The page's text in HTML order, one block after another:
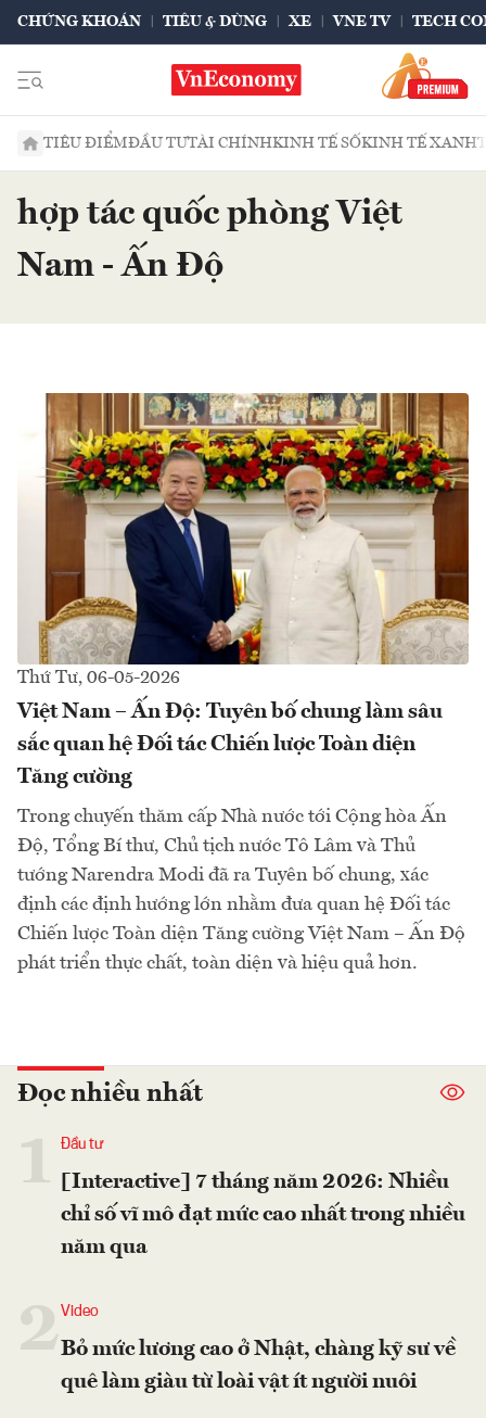
CHỨNG KHOÁN TIÊU & DÙNG XE VNE TV TECH
TIÊU ĐIỂMĐẦU TƯTÀI CHÍNHKINH TẾ SỐKINH TẾ XANH
hợp tác quốc phòng Việt
Nam - Ấn Độ
Thứ Tư, 06-05-2026
Việt Nam – Ấn Độ: Tuyên bố chung làm sâu
sắc quan hệ Đối tác Chiến lược Toàn diện
Tăng cường
Trong chuyến thăm cấp Nhà nước tới Cộng hòa Ấn
Độ, Tổng Bí thư, Chủ tịch nước Tô Lâm và Thủ
tướng Narendra Modi đã ra Tuyên bố chung, xác
định các định hướng lớn nhằm đưa quan hệ Đối tác
Chiến lược Toàn diện Tăng cường Việt Nam – Ấn Độ
phát triển thực chất, toàn diện và hiệu quả hơn.
Đọc nhiều nhất
Đầu tư
[Interactive] 7 tháng năm 2026: Nhiều
chỉ số vĩ mô đạt mức cao nhất trong nhiều
năm qua
2Video
Bỏ mức lương cao ở Nhật, chàng kỹ sư về
quê làm giàu từ loài vật ít người nuôi